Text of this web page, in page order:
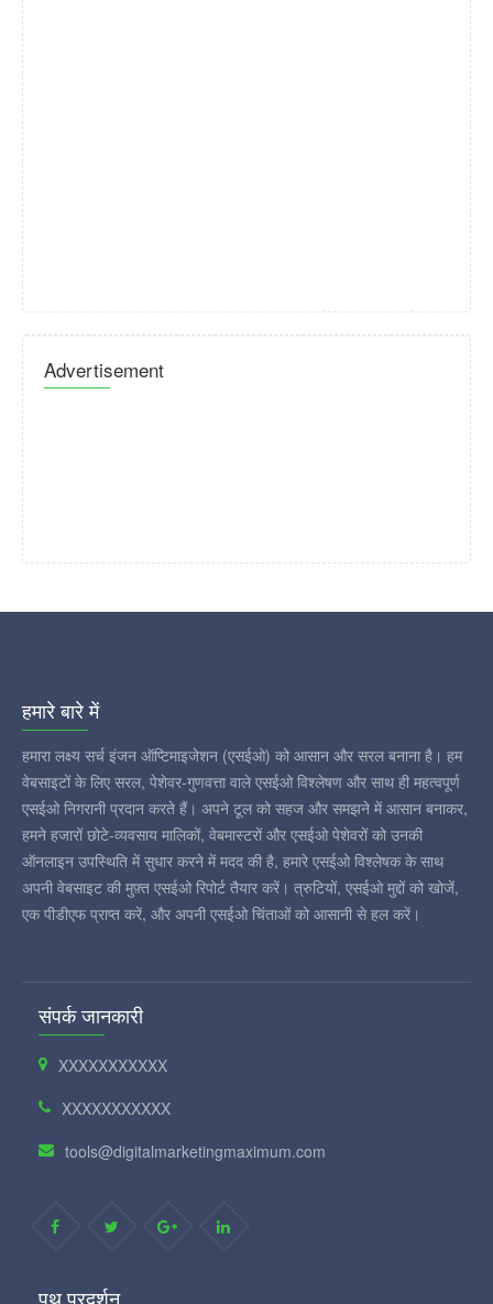
Advertisement
हमारे बारे में
हमारा लक्ष्य सर्च इंजन ऑप्टिमाइजेशन (एसईओ) को आसान और सरल बनाना है। हम
वेबसाइटों के लिए सरल, पेशेवर-गुणवत्ता वाले एसईओ विश्लेषण और साथ ही महत्वपूर्ण
एसईओ निगरानी प्रदान करते हैं। अपने टूल को सहज और समझने में आसान बनाकर,
हमने हजारों छोटे-व्यवसाय मालिकों, वेबमास्टरों और एसईओ पेशेवरों को उनकी
ऑनलाइन उपस्थिति में सुधार करने में मदद की है, हमारे एसईओ विश्लेषक के साथ
अपनी वेबसाइट की मुफ़्त एसईओ रिपोर्ट तैयार करें। त्रुटियों, एसईओ मुद्दों को खोजें,
एक पीडीएफ प्राप्त करें, और अपनी एसईओ चिंताओं को आसानी से हल करें।
संपर्क जानकारी
XXXXXXXXXXX
XXXXXXXXXXX
tools@digitalmarketingmaximum.com
पथ प्रदर्शन